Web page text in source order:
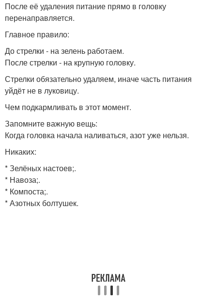
После её удаления питание прямо в головку
перенаправляется.
Главное правило:
До стрелки - на зелень работаем.
После стрелки - на крупную головку.
Стрелки обязательно удаляем, иначе часть питания
уйдёт не в луковицу.
Чем подкармливать в этот момент.
Запомните важную вещь:
Когда головка начала наливаться, азот уже нельзя.
Никаких:
* Зелёных настоев;.
* Навоза;.
* Компоста;.
* Азотных болтушек.